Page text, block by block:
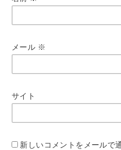
メール ※
サイト
新しいコメントをメールで